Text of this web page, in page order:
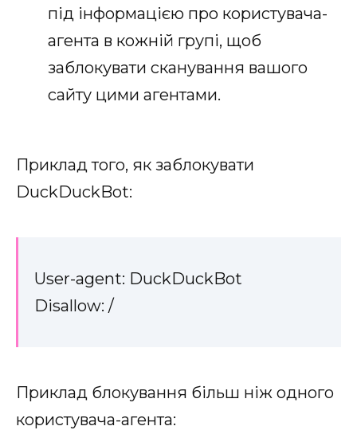
під інформацією про користувача-
агента в кожній групі, щоб
заблокувати сканування вашого
сайту цими агентами.
Приклад того, як заблокувати
DuckDuckBot:
User-agent: DuckDuckBot
Disallow: /
Приклад блокування більш ніж одного
користувача-агента: